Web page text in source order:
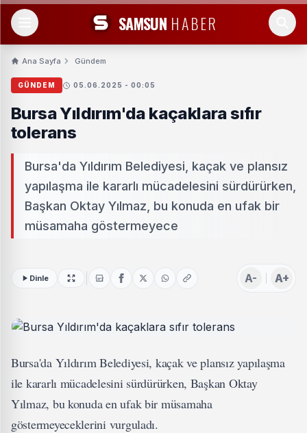
SAMSUN HABER
Ana Sayfa Gündem
GÜNDEM 05.06.2025 - 00:05
Bursa Yıldırım'da kaçaklara sıfır
tolerans
Bursa'da Yıldırım Belediyesi, kaçak ve plansız
yapılaşma ile kararlı mücadelesini sürdürürken,
Başkan Oktay Yılmaz, bu konuda en ufak bir
müsamaha göstermeyece
Dinle A- A+
Bursa'da Yıldırım Belediyesi, kaçak ve plansız yapılaşma
ile kararlı mücadelesini sürdürürken, Başkan Oktay
Yılmaz, bu konuda en ufak bir müsamaha
göstermeyeceklerini vurguladı.